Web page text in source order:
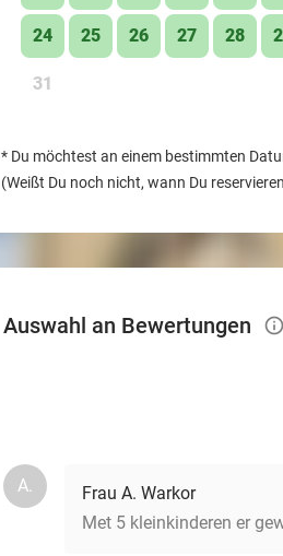
24 25 26 27 28
31
* Du möchtest an einem bestimmten
(Weißt Du noch nicht, wann Du
Auswahl an Bewertungen
A.
Frau A. Warkor
Met 5 kleinkinderen er